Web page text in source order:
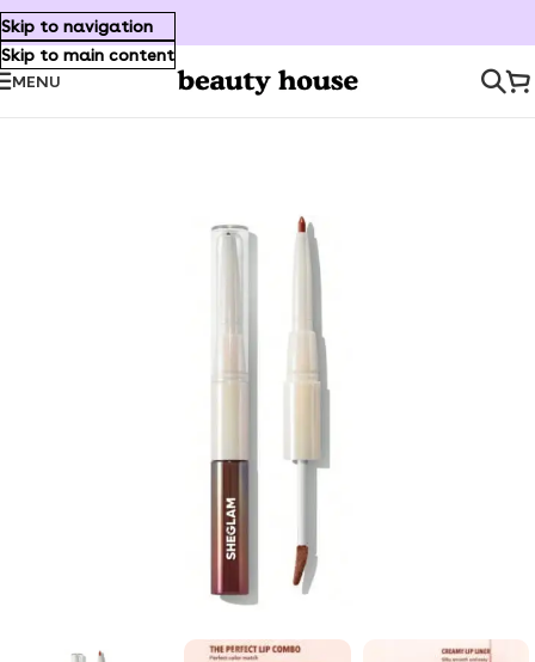
Skip to navigation
Skip to main content
MENU